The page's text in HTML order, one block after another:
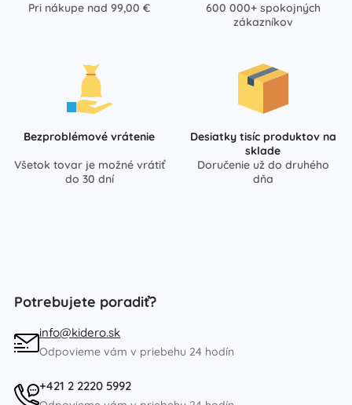
Pri nákupe nad 99,00 €
600 000+ spokojných
zákazníkov
Bezproblémové vrátenie
Všetok tovar je možné vrátiť
do 30 dní
Desiatky tisíc produktov na
sklade
Doručenie už do druhého
dňa
Potrebujete poradiť?
info@kidero.sk
Odpovieme vám v priebehu 24 hodín
+421 2 2220 5992